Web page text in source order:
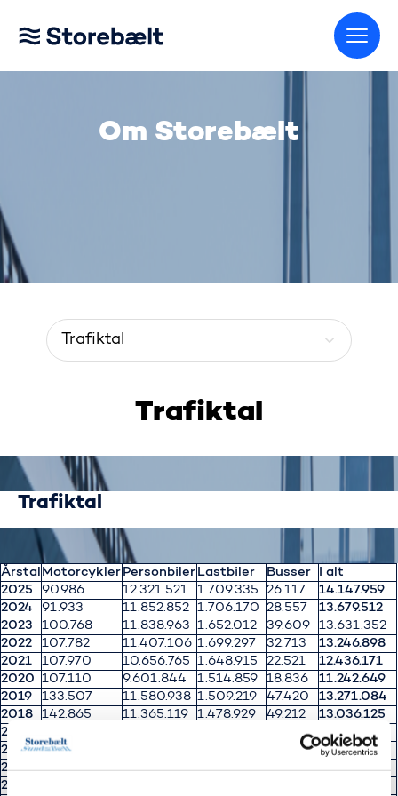
Om Storebælt
Menu
Trafiktal
Trafiktal
Årstal Motorcykler Personbiler Lastbiler Busser
I alt
2025
90.986 12.321.521 1.709.335 26.117
14.147.959
2024
91.933 11.852.852 1.706.170 28.557
13.679.512
2023
100.768 11.838.963 1.652.012 39.609
13.631.352
2022
107.782 11.407.106 1.699.297 32.713
13.246.898
2021
107.970 10.656.765 1.648.915 22.521
12.436.171
2020 107.110 9.601.844 1.514.859 18.836
11.242.649
2019
133.507 11.580.938 1.509.219 47.420
13.271.084
2018
142.865 11.365.119 1.478.929 49.212
13.036.125
2017
43.358
12.784.828
2016
135.068 44.535
12.441.015
2015
113.852 10.422.782 1.306.243 40.199
11.883.076
2014